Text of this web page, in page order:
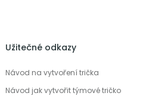
Užitečné odkazy
Návod na vytvoření trička
Návod jak vytvořit týmové tričko